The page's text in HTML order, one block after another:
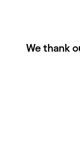
We thank